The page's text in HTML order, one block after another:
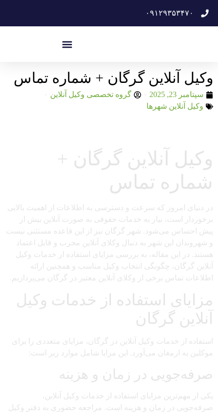
۰۹۱۲۹۳۵۳۴۷۰
وکیل آنلاین گرگان + شماره تماس
سپتامبر 23, 2025
گروه تخصصی وکیل آنلاین
وکیل آنلاین شهرها
وکیل آنلاین گرگان +
شماره تماس
در دنیای امروز که سرعت و دسترسی به اطلاعات از اهمیت بالایی
برخوردار است، نیاز به خدمات حقوقی به صورت آنلاین بیش از
پیش احساس می‌شود. شهر گرگان نیز از این قاعده مستثنی نیست
و شهروندان این شهر به دنبال وکلای آنلاین مجرب و قابل اعتماد
هستند. در این مقاله، به بررسی مزایای استفاده از خدمات وکیل
آنلاین گرگان، چگونگی انتخاب وکیل مناسب و همچنین ارائه
اطلاعات تماس برخی از وکلای آنلاین معتبر در گرگان می‌پردازیم.
مزایای استفاده از خدمات وکیل
آنلاین گرگان
استفاده از خدمات وکیل آنلاین در گرگان، مزایای متعددی را برای
موکلین به ارمغان می‌آورد. این مزایا شامل موارد زیر است:
صرفه‌جویی در زمان و هزینه
یکی از مهم‌ترین مزایای استفاده از خدمات وکیل آنلاین،
صرفه‌جویی در زمان و هزینه است. مراجعه حضوری به دفتر وکیل